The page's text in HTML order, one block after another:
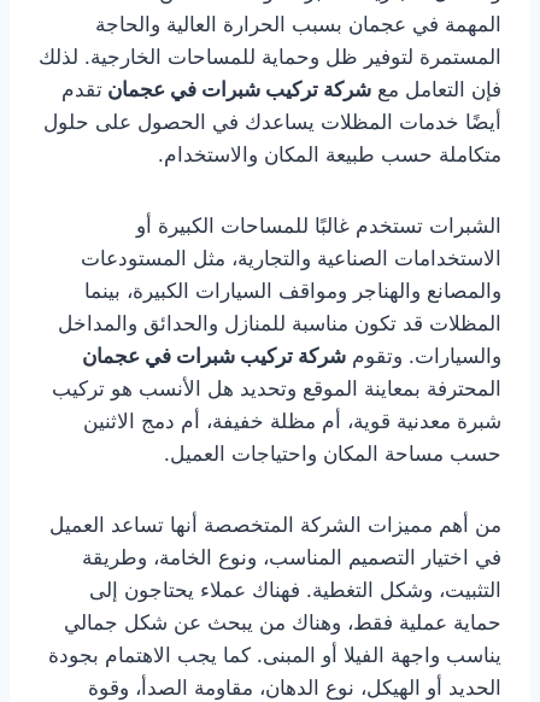
المهمة في عجمان بسبب الحرارة العالية والحاجة
المستمرة لتوفير ظل وحماية للمساحات الخارجية. لذلك
فإن التعامل مع شركة تركيب شبرات في عجمان تقدم
أيضًا خدمات المظلات يساعدك في الحصول على حلول
متكاملة حسب طبيعة المكان والاستخدام.
الشبرات تستخدم غالبًا للمساحات الكبيرة أو
الاستخدامات الصناعية والتجارية، مثل المستودعات
والمصانع والهناجر ومواقف السيارات الكبيرة، بينما
المظلات قد تكون مناسبة للمنازل والحدائق والمداخل
والسيارات. وتقوم شركة تركيب شبرات في عجمان
المحترفة بمعاينة الموقع وتحديد هل الأنسب هو تركيب
شبرة معدنية قوية، أم مظلة خفيفة، أم دمج الاثنين
حسب مساحة المكان واحتياجات العميل.
من أهم مميزات الشركة المتخصصة أنها تساعد العميل
في اختيار التصميم المناسب، ونوع الخامة، وطريقة
التثبيت، وشكل التغطية. فهناك عملاء يحتاجون إلى
حماية عملية فقط، وهناك من يبحث عن شكل جمالي
يناسب واجهة الفيلا أو المبنى. كما يجب الاهتمام بجودة
الحديد أو الهيكل، نوع الدهان، مقاومة الصدأ، وقوة